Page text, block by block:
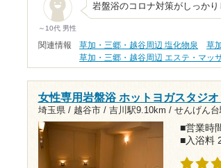
～10代 男性
岩盤浴のコロナ対策がしっか
関連情報 草加・三郷・越谷周辺 塩化物泉 草
草加・三郷・越谷周辺 エステ・マッ
女性専用岩盤浴 ホットヨガスタジオ
埼玉県 / 越谷市 / 吉川駅9.10km / せんげん
■営業時
■入浴料